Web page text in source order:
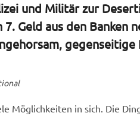
und Militär zur
Geld aus den Banken
Möglichkeiten in sich. Die